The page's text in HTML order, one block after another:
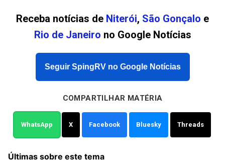
Receba notícias de Niterói, São Gonçalo e
Rio de Janeiro no Google Notícias
Seguir SpingRV no Google Notícias
COMPARTILHAR MATÉRIA
WhatsApp X Facebook Bluesky Threads
Últimas sobre este tema